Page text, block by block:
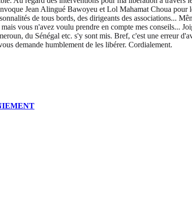
Jean Alingué Bawoyeu et Lol Mahamat Choua
de tous bords, des dirigeants des associations...
vous n'avez voulu prendre en compte mes conseils...
du Sénégal etc. s'y sont mis. Bref, c'est une erreur
demande humblement de les libérer. Cordialement.